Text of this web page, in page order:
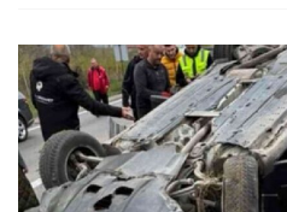
Banjaluci:
Umjetnički
performans,
Betmen
ili
nešto
drugo